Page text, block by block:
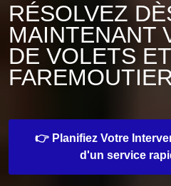
RÉSOLVEZ
MAINTENANT
DE VOLETS
👉 Planifiez Votre
d'un service